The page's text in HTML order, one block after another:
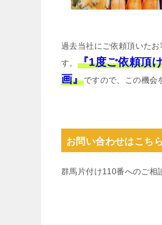
過去当社にご依頼頂いた
す。 『1度ご依頼頂
画』ですので、この機会
お問い合わせはこちら
群馬片付け110番へのご相